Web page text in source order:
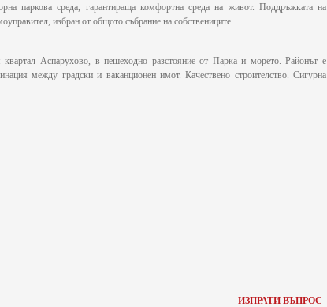
паркова среда, гарантираща комфортна среда на живот. Поддръжката на
избран от общото събрание на собствениците.
Аспарухово, в пешеходно разстояние от Парка и морето. Районът е
между градски и ваканционен имот. Качествено строителство. Сигурна
ИЗПРАТИ ВЪПРОС